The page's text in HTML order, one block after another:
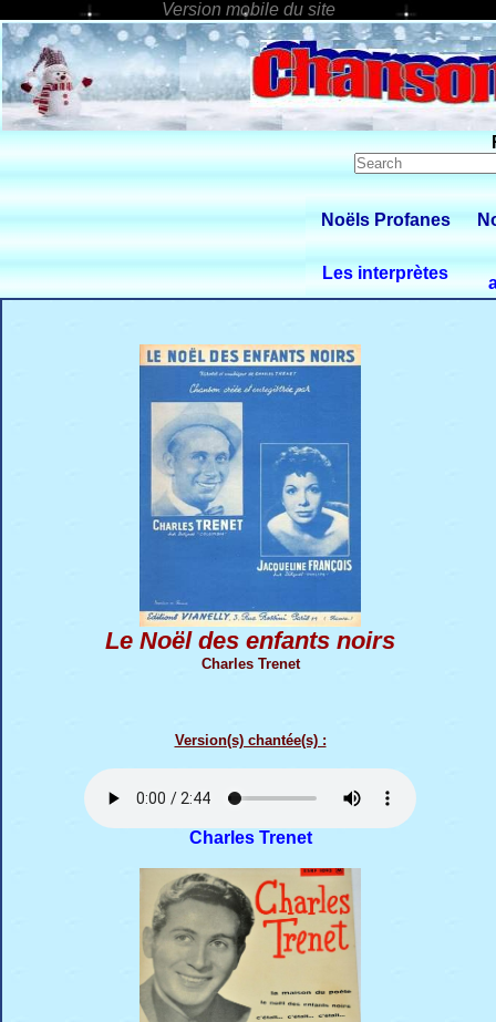
Noëls Profanes
Les interprètes
Le Noël des enfants noirs
Charles Trenet
Version(s) chantée(s) :
Charles Trenet